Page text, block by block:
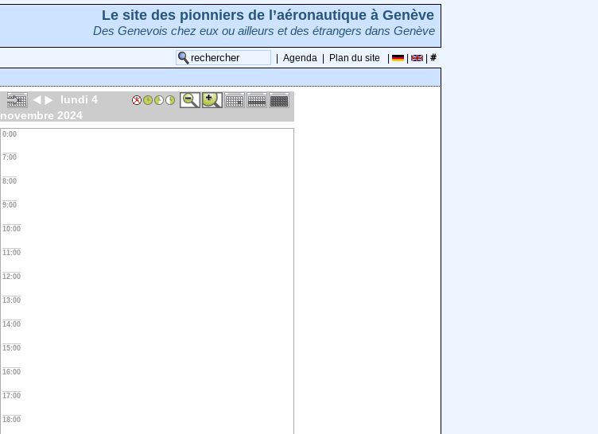
Le site des pionniers de l’aéronautique à Genève
Des Genevois chez eux ou ailleurs et des étrangers dans Genève
Agenda Plan du site
lundi 4
novembre 2024
0:00
7:00
8:00
9:00
10:00
11:00
12:00
13:00
14:00
15:00
16:00
17:00
18:00